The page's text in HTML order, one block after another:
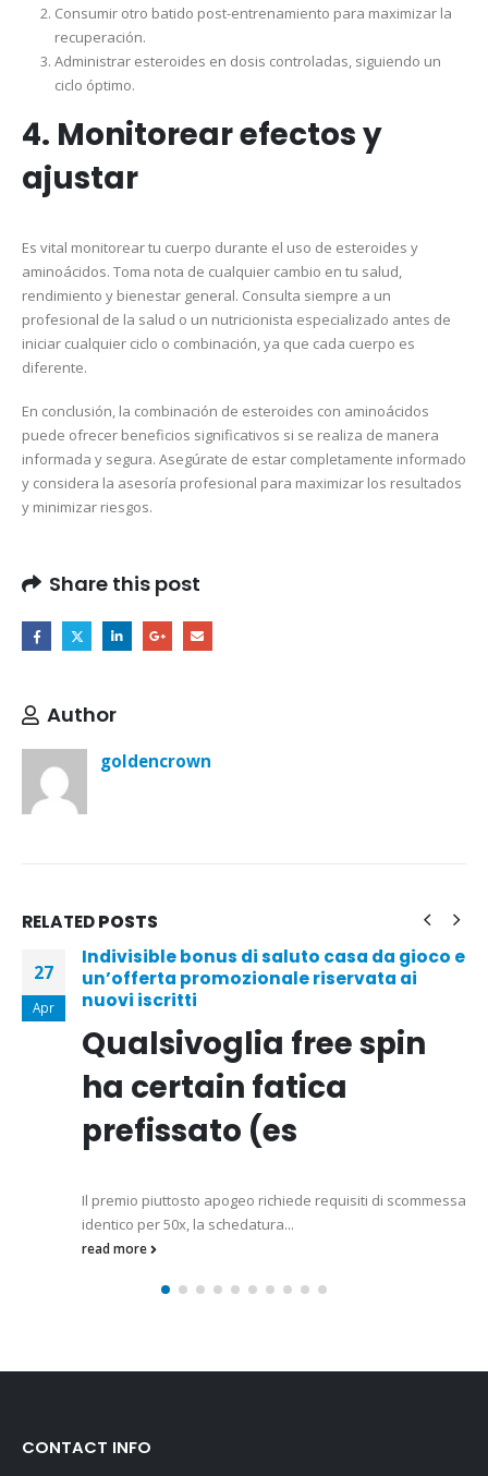
Consumir otro batido post-entrenamiento para maximizar la
recuperación.
Administrar esteroides en dosis controladas, siguiendo un
ciclo óptimo.
4. Monitorear efectos y
ajustar
Es vital monitorear tu cuerpo durante el uso de esteroides y
aminoácidos. Toma nota de cualquier cambio en tu salud,
rendimiento y bienestar general. Consulta siempre a un
profesional de la salud o un nutricionista especializado antes de
iniciar cualquier ciclo o combinación, ya que cada cuerpo es
diferente.
En conclusión, la combinación de esteroides con aminoácidos
puede ofrecer beneficios significativos si se realiza de manera
informada y segura. Asegúrate de estar completamente informado
y considera la asesoría profesional para maximizar los resultados
y minimizar riesgos.
Share this post
Author
goldencrown
RELATEDPOSTS
20
Mar
Niyə Mostbet İndir Onlayn Bahisçilər Üçün
Oyun Dəyişdiricisidir
read more
CONTACT INFO
13 Khan Abu Takeya, El-Gamaleya, Cairo, Egypt
Sun Day Off